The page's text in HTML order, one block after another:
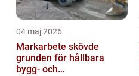
04 maj 2026
Markarbete skövde
grunden för hållbara
bygg- och